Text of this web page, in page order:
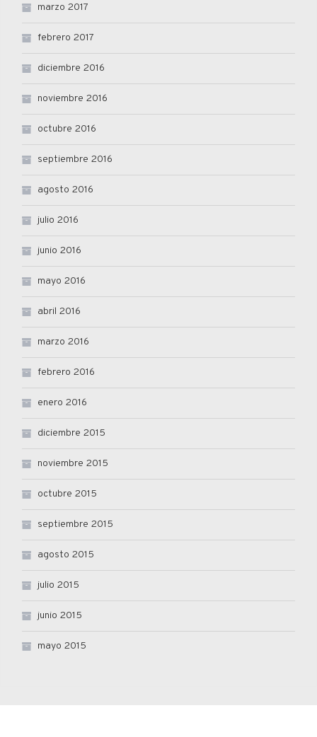
marzo 2017
febrero 2017
diciembre 2016
noviembre 2016
octubre 2016
septiembre 2016
agosto 2016
julio 2016
junio 2016
mayo 2016
abril 2016
marzo 2016
febrero 2016
enero 2016
diciembre 2015
noviembre 2015
octubre 2015
septiembre 2015
agosto 2015
julio 2015
junio 2015
mayo 2015